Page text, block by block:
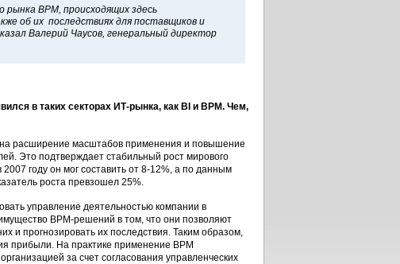
рынка BPM, происходящих здесь
об их последствиях для поставщиков и
Валерий Чаусов, генеральный директор
в таких секторах ИТ-рынка, как BI и BPM. Чем,
расширение масштабов применения и повышение
Это подтверждает стабильный рост мирового
году он мог составить от 8-12%, а по данным
роста превзошел 25%.
управление деятельностью компании в
ВРМ-решений в том, что они позволяют
и прогнозировать их последствия. Таким образом,
прибыли. На практике применение ВРМ
за счет согласования управленческих